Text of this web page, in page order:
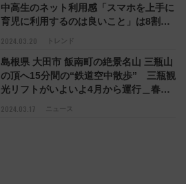
2024.03.20 トレンド
中高生のネット利用感「スマホを上手に
育児に利用するのは良いこと」は8割、
2024.03.17 ニュース
島根県 大田市 飯南町の絶景名山 三瓶山
の頂へ15分間の“鉄道空中散歩” 三瓶観
光リフトがいよいよ4月から運行＿春の